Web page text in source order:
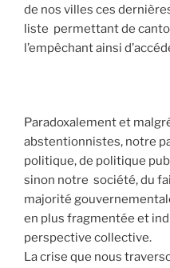
de nos villes ces
liste permettant de
l’empêchant ainsi
Paradoxalement et
abstentionnistes, notre
politique, de politique
sinon notre société, du
majorité
en plus fragmentée et
perspective collective.
La crise que nous